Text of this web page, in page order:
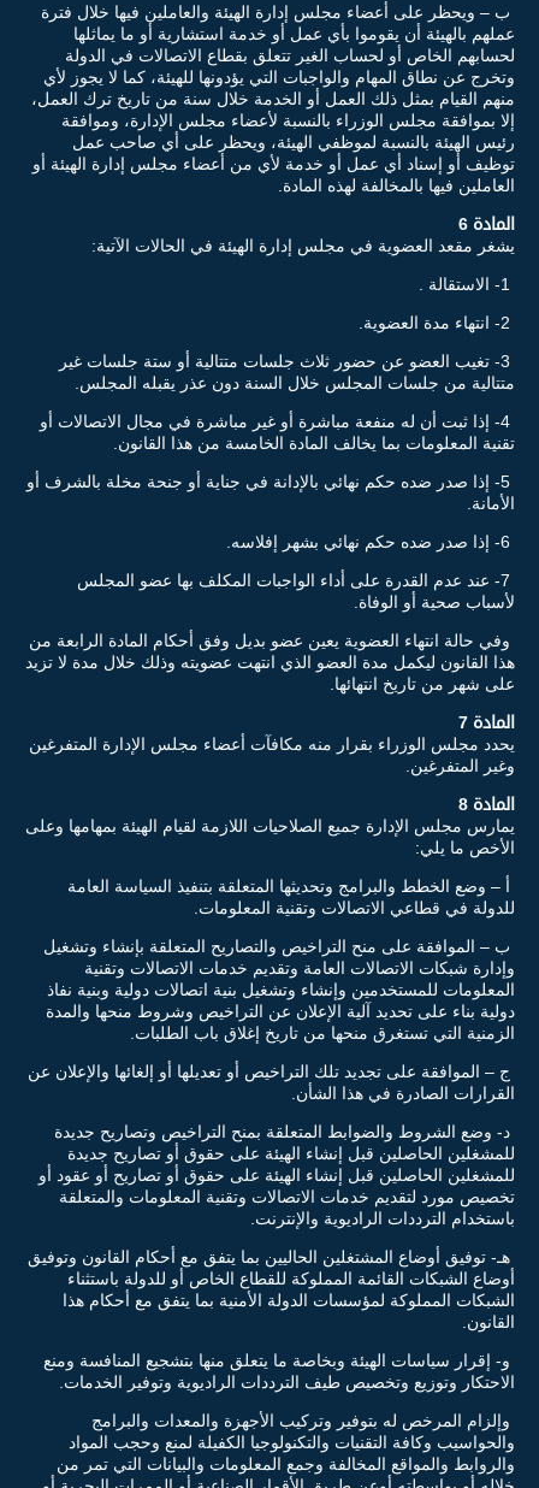
ب – ويحظر على أعضاء مجلس إدارة الهيئة والعاملين فيها خلال فترة
عملهم بالهيئة أن يقوموا بأي عمل أو خدمة استشارية أو ما يماثلها
لحسابهم الخاص أو لحساب الغير تتعلق بقطاع الاتصالات في الدولة
وتخرج عن نطاق المهام والواجبات التي يؤدونها للهيئة، كما لا يجوز لأي
منهم القيام بمثل ذلك العمل أو الخدمة خلال سنة من تاريخ ترك العمل،
إلا بموافقة مجلس الوزراء بالنسبة لأعضاء مجلس الإدارة، وموافقة
رئيس الهيئة بالنسبة لموظفي الهيئة، ويحظر على أي صاحب عمل
توظيف أو إسناد أي عمل أو خدمة لأي من أعضاء مجلس إدارة الهيئة أو
العاملين فيها بالمخالفة لهذه المادة.
المادة 6
يشغر مقعد العضوية في مجلس إدارة الهيئة في الحالات الآتية:
3- تغيب العضو عن حضور ثلاث جلسات متتالية أو ستة جلسات غير
متتالية من جلسات المجلس خلال السنة دون عذر يقبله المجلس.
4- إذا ثبت أن له منفعة مباشرة أو غير مباشرة في مجال الاتصالات أو
تقنية المعلومات بما يخالف المادة الخامسة من هذا القانون.
5- إذا صدر ضده حكم نهائي بالإدانة في جناية أو جنحة مخلة بالشرف أو
الأمانة.
7- عند عدم القدرة على أداء الواجبات المكلف بها عضو المجلس
لأسباب صحية أو الوفاة.
وفي حالة انتهاء العضوية يعين عضو بديل وفق أحكام المادة الرابعة من
هذا القانون ليكمل مدة العضو الذي انتهت عضويته وذلك خلال مدة لا تزيد
على شهر من تاريخ انتهائها.
المادة 7
يحدد مجلس الوزراء بقرار منه مكافآت أعضاء مجلس الإدارة المتفرغين
وغير المتفرغين.
المادة 8
يمارس مجلس الإدارة جميع الصلاحيات اللازمة لقيام الهيئة بمهامها وعلى
الأخص ما يلي:
أ – وضع الخطط والبرامج وتحديثها المتعلقة بتنفيذ السياسة العامة
للدولة في قطاعي الاتصالات وتقنية المعلومات.
ب – الموافقة على منح التراخيص والتصاريح المتعلقة بإنشاء وتشغيل
وإدارة شبكات الاتصالات العامة وتقديم خدمات الاتصالات وتقنية
المعلومات للمستخدمين وإنشاء وتشغيل بنية اتصالات دولية وبنية نفاذ
دولية بناء على تحديد آلية الإعلان عن التراخيص وشروط منحها والمدة
الزمنية التي تستغرق منحها من تاريخ إغلاق باب الطلبات.
ج – الموافقة على تجديد تلك التراخيص أو تعديلها أو إلغائها والإعلان عن
القرارات الصادرة في هذا الشأن.
د- وضع الشروط والضوابط المتعلقة بمنح التراخيص وتصاريح جديدة
للمشغلين الحاصلين قبل إنشاء الهيئة على حقوق أو تصاريح جديدة
للمشغلين الحاصلين قبل إنشاء الهيئة على حقوق أو تصاريح أو عقود أو
تخصيص مورد لتقديم خدمات الاتصالات وتقنية المعلومات والمتعلقة
باستخدام الترددات الراديوية والإنترنت.
هـ- توفيق أوضاع المشتغلين الحاليين بما يتفق مع أحكام القانون وتوفيق
أوضاع الشبكات القائمة المملوكة للقطاع الخاص أو للدولة باستثناء
الشبكات المملوكة لمؤسسات الدولة الأمنية بما يتفق مع أحكام هذا
القانون.
و- إقرار سياسات الهيئة وبخاصة ما يتعلق منها بتشجيع المنافسة ومنع
الاحتكار وتوزيع وتخصيص طيف الترددات الراديوية وتوفير الخدمات.
وإلزام المرخص له بتوفير وتركيب الأجهزة والمعدات والبرامج
والحواسيب وكافة التقنيات والتكنولوجيا الكفيلة لمنع وحجب المواد
والروابط والمواقع المخالفة وجمع المعلومات والبيانات التي تمر من